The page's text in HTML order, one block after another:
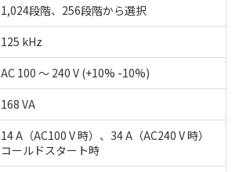
1,024段階、256段階から選択
125 kHz
AC 100 ～ 240 V (+10% -10%)
168 VA
14 A（AC100 V 時）、34 A（AC240 V 時）
コールドスタート時